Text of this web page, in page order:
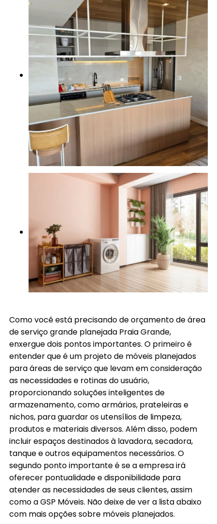
Como você está precisando de orçamento de área
de serviço grande planejada Praia Grande,
enxergue dois pontos importantes. O primeiro é
entender que é um projeto de móveis planejados
para áreas de serviço que levam em consideração
as necessidades e rotinas do usuário,
proporcionando soluções inteligentes de
armazenamento, como armários, prateleiras e
nichos, para guardar os utensílios de limpeza,
produtos e materiais diversos. Além disso, podem
incluir espaços destinados à lavadora, secadora,
tanque e outros equipamentos necessários. O
segundo ponto importante é se a empresa irá
oferecer pontualidade e disponibilidade para
atender as necessidades de seus clientes, assim
como a GSP Móveis. Não deixe de ver a lista abaixo
com mais opções sobre móveis planejados.